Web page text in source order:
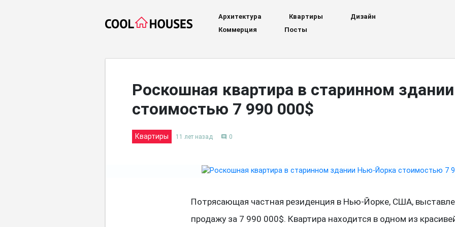
Архитектура Квартиры
Дизайн
Коммерция
Посты
Роскошная квартира в старинном
стоимостью 7 990 000$
Квартиры 11 лет назад comment 0
Потрясающая частная резиденция в Нью-Йорке, США,
продажу за 7 990 000$. Квартира находится в одном из